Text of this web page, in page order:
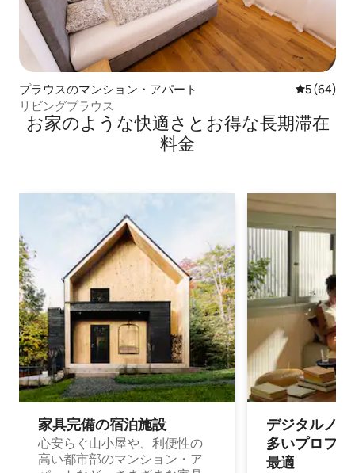
プラウスのマンション・アパート レビュー
5 (64)
リビングプラウス
お家のような快⁠適⁠さ⁠とお⁠得⁠な長⁠期⁠滞⁠在
料⁠金
家具完備の宿⁠泊⁠施⁠設
心安らぐ山小屋や、利便性の
高い都市部のマンション・ア
デジタルノ
多⁠いプ⁠ロ⁠フ⁠
最⁠適